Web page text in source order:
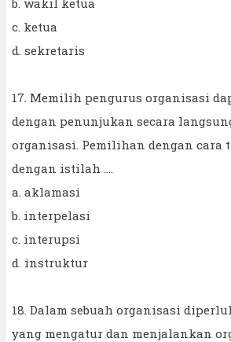
c. ketua
d. sekretaris
17. Memilih pengurus organisasi
dengan penunjukan secara
organisasi. Pemilihan dengan cara
dengan istilah ....
a. aklamasi
b. interpelasi
c. interupsi
d. instruktur
18. Dalam sebuah organisasi
yang mengatur dan menjalankan